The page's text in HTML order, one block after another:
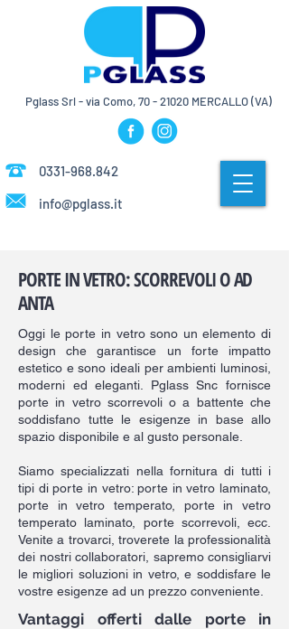
Pglass Srl - via Como,70 - 21020MERCALLO (VA)
0331-968.842
info@pglass.it
PORTE IN VETRO: SCORREVOLI O AD
ANTA
Oggi le porte in vetro sono un elemento di
design che garantisce un forte impatto
estetico e sono ideali per ambienti luminosi,
moderni ed eleganti. Pglass Snc fornisce
porte in vetro scorrevoli o a battente che
soddisfano tutte le esigenze in base allo
spazio disponibile e al gusto personale.
Siamo specializzati nella fornitura di tutti i
tipi di porte in vetro: porte in vetro laminato,
porte in vetro temperato, porte in vetro
temperato laminato, porte scorrevoli, ecc.
Venite a trovarci, troverete la professionalità
dei nostri collaboratori, sapremo consigliarvi
le migliori soluzioni in vetro, e soddisfare le
vostre esigenze ad un prezzo conveniente.
Vantaggi offerti dalle porte in